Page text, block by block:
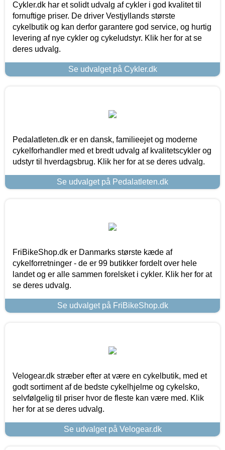
Cykler.dk har et solidt udvalg af cykler i god kvalitet til
fornuftige priser. De driver Vestjyllands største
cykelbutik og kan derfor garantere god service, og hurtig
levering af nye cykler og cykeludstyr. Klik her for at se
deres udvalg.
Se udvalget på Cykler.dk
Pedalatleten.dk er en dansk, familieejet og moderne
cykelforhandler med et bredt udvalg af kvalitetscykler og
udstyr til hverdagsbrug. Klik her for at se deres udvalg.
Se udvalget på Pedalatleten.dk
FriBikeShop.dk er Danmarks største kæde af
cykelforretninger - de er 99 butikker fordelt over hele
landet og er alle sammen forelsket i cykler. Klik her for at
se deres udvalg.
Se udvalget på FriBikeShop.dk
Velogear.dk stræber efter at være en cykelbutik, med et
godt sortiment af de bedste cykelhjelme og cykelsko,
selvfølgelig til priser hvor de fleste kan være med. Klik
her for at se deres udvalg.
Se udvalget på Velogear.dk